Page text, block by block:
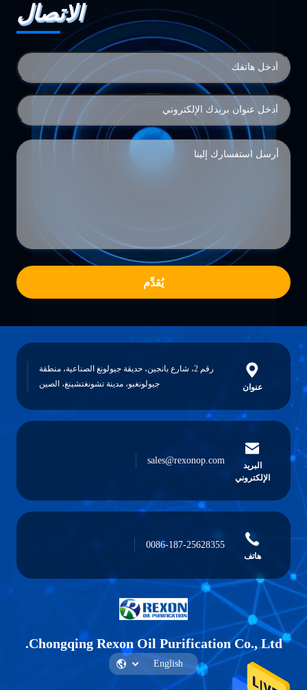
الاتصال
يُقدِّم
عنوان
رقم 2، شارع بانجين، حديقة جيولونغ الصناعية، منطقة
جيولونغبو، مدينة تشونغتشينغ، الصين
البريد
الإلكتروني
sales@rexonop.com
هاتف
0086-187-25628355
Chongqing Rexon Oil Purification Co., Ltd.